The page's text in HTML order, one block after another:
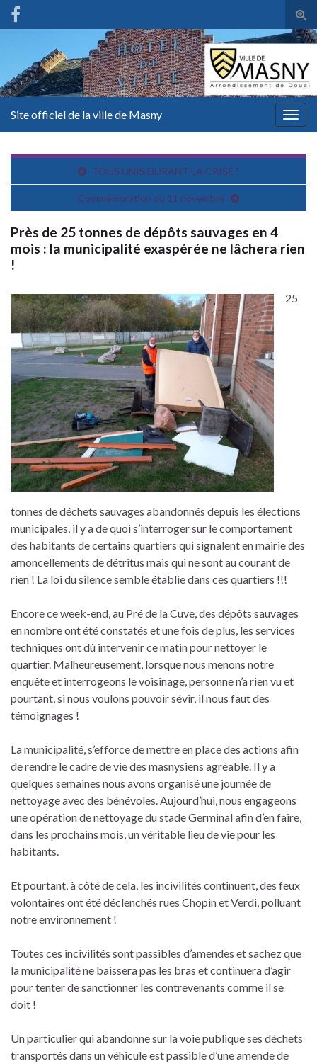
Site officiel de la ville de Masny
TOUS UNIS DURANT LA CRISE !
Commémoration du 11 novembre
Près de 25 tonnes de dépôts sauvages en 4
mois : la municipalité exaspérée ne lâchera rien
!
25
tonnes de déchets sauvages abandonnés depuis les élections
municipales, il y a de quoi s’interroger sur le comportement
des habitants de certains quartiers qui signalent en mairie des
amoncellements de détritus mais qui ne sont au courant de
rien ! La loi du silence semble établie dans ces quartiers !!!
Encore ce week-end, au Pré de la Cuve, des dépôts sauvages
en nombre ont été constatés et une fois de plus, les services
techniques ont dû intervenir ce matin pour nettoyer le
quartier. Malheureusement, lorsque nous menons notre
enquête et interrogeons le voisinage, personne n’a rien vu et
pourtant, si nous voulons pouvoir sévir, il nous faut des
témoignages !
La municipalité, s’efforce de mettre en place des actions afin
de rendre le cadre de vie des masnysiens agréable. Il y a
quelques semaines nous avons organisé une journée de
nettoyage avec des bénévoles. Aujourd’hui, nous engageons
une opération de nettoyage du stade Germinal afin d’en faire,
dans les prochains mois, un véritable lieu de vie pour les
habitants.
Et pourtant, à côté de cela, les incivilités continuent, des feux
volontaires ont été déclenchés rues Chopin et Verdi, polluant
notre environnement !
Toutes ces incivilités sont passibles d’amendes et sachez que
la municipalité ne baissera pas les bras et continuera d’agir
pour tenter de sanctionner les contrevenants comme il se
doit !
Un particulier qui abandonne sur la voie publique ses déchets
transportés dans un véhicule est passible d’une amende de